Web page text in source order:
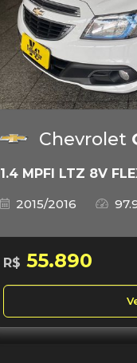
Chevrolet
1.4 MPFI LTZ 8V
2015/2016
R$ 55.890